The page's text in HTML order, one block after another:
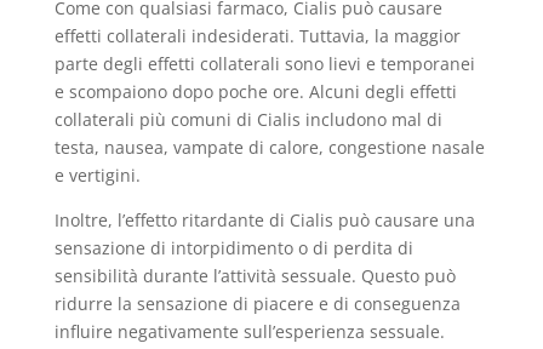
Come con qualsiasi farmaco, Cialis può causare
effetti collaterali indesiderati. Tuttavia, la maggior
parte degli effetti collaterali sono lievi e temporanei
e scompaiono dopo poche ore. Alcuni degli effetti
collaterali più comuni di Cialis includono mal di
testa, nausea, vampate di calore, congestione nasale
e vertigini.
Inoltre, l’effetto ritardante di Cialis può causare una
sensazione di intorpidimento o di perdita di
sensibilità durante l’attività sessuale. Questo può
ridurre la sensazione di piacere e di conseguenza
influire negativamente sull’esperienza sessuale.